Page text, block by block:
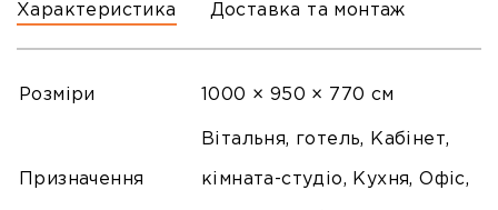
Характеристика Доставка та монтаж
Розміри 1000 × 950 × 770 см
Призначення
Вітальня, готель, Кабінет,
кімната-студіо, Кухня, Офіс,